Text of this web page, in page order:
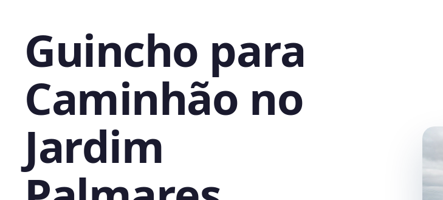
Guincho para
Caminhão no
Jardim